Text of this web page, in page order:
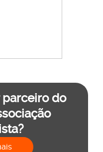
parceiro do